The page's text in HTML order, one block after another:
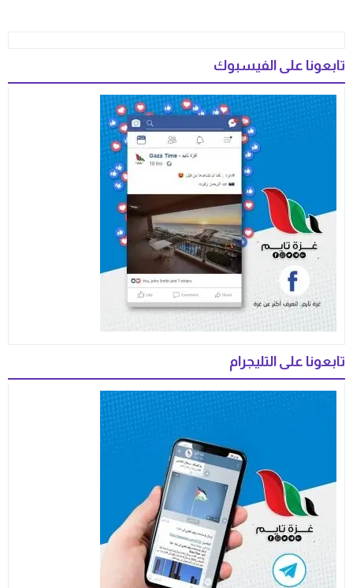
تابعونا على الفيسبوك
تابعونا على التليجرام